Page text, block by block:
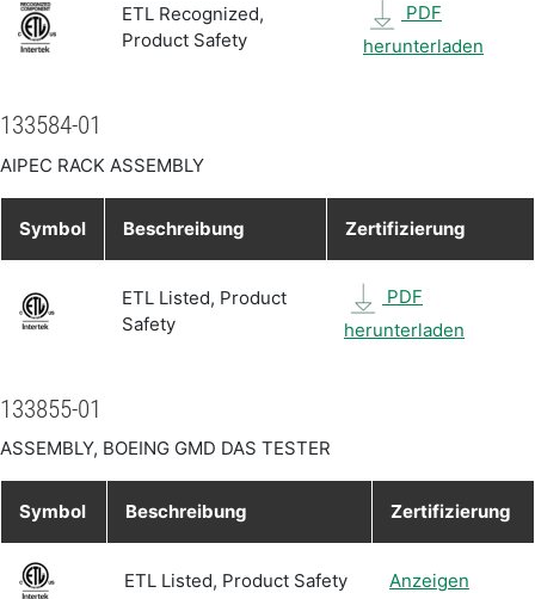
ETL Recognized,
Product Safety
PDF
herunterladen
133584-01
AIPEC RACK ASSEMBLY
Symbol Beschreibung Zertifizierung
ETL Listed, Product
Safety
PDF
herunterladen
133855-01
ASSEMBLY, BOEING GMD DAS TESTER
Symbol Beschreibung Zertifizierung
ETL Listed, Product Safety Anzeigen